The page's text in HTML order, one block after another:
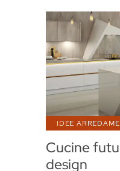
successo:
guida
e
consigli
Cucine
design
IDEE